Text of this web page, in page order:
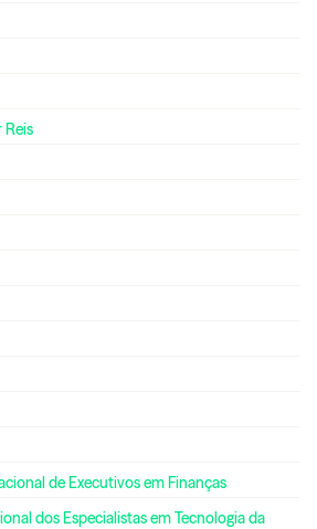
Reis
de Executivos em Finanças
dos Especialistas em Tecnologia da